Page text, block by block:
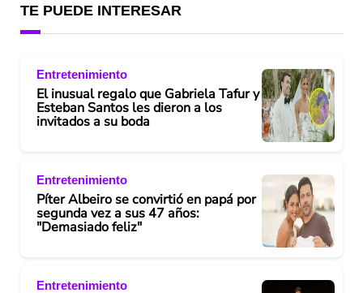
TE PUEDE INTERESAR
Entretenimiento
El inusual regalo que Gabriela Tafur y
Esteban Santos les dieron a los
invitados a su boda
Entretenimiento
Píter Albeiro se convirtió en papá por
segunda vez a sus 47 años:
"Demasiado feliz"
Entretenimiento